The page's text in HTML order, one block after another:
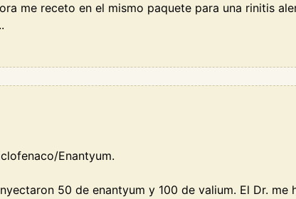
me receto en el mismo paquete para una rinitis
Enantyum.
50 de enantyum y 100 de valium. El Dr. me